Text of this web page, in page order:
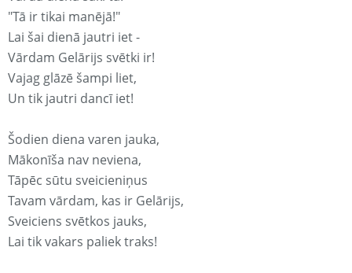
"Tā ir tikai manējā!"
Lai šai dienā jautri iet -
Vārdam Gelārijs svētki ir!
Vajag glāzē šampi liet,
Un tik jautri dancī iet!
Šodien diena varen jauka,
Mākonīša nav neviena,
Tāpēc sūtu sveicieniņus
Tavam vārdam, kas ir Gelārijs,
Sveiciens svētkos jauks,
Lai tik vakars paliek traks!